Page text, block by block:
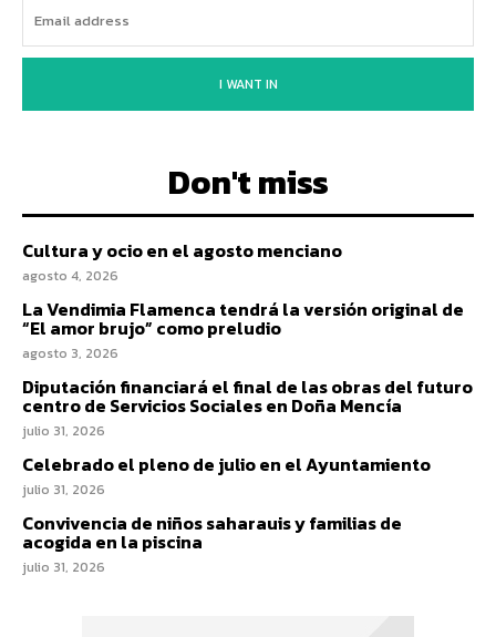
I WANT IN
Don't miss
Cultura y ocio en el agosto menciano
agosto 4, 2026
La Vendimia Flamenca tendrá la versión original de
“El amor brujo” como preludio
agosto 3, 2026
Diputación financiará el final de las obras del futuro
centro de Servicios Sociales en Doña Mencía
julio 31, 2026
Celebrado el pleno de julio en el Ayuntamiento
julio 31, 2026
Convivencia de niños saharauis y familias de
acogida en la piscina
julio 31, 2026